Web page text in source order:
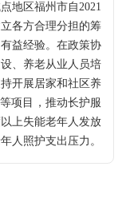
区福州市自2021
各方合理分担的筹
益经验。在政策协
、养老从业人员培
开展居家和社区养
项目，推动长护服
上失能老年人发放
人照护支出压力。